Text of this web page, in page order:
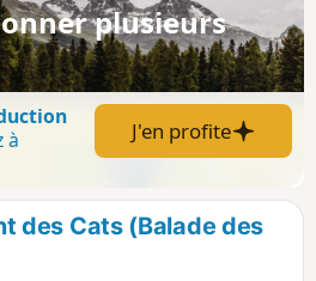
plusieurs
à
J'en profite
des Cats (Balade des